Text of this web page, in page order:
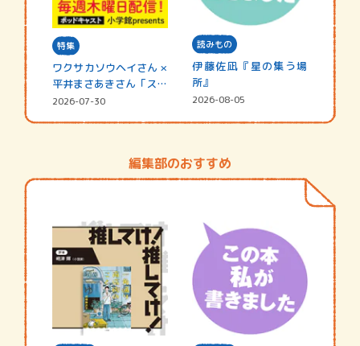
特集
ワクサカソウヘイさん ×
平井まさあきさん「スペ
シャ…
2026-07-30
読みもの
伊藤佐凪『星の集う場
所』
2026-08-05
編集部のおすすめ